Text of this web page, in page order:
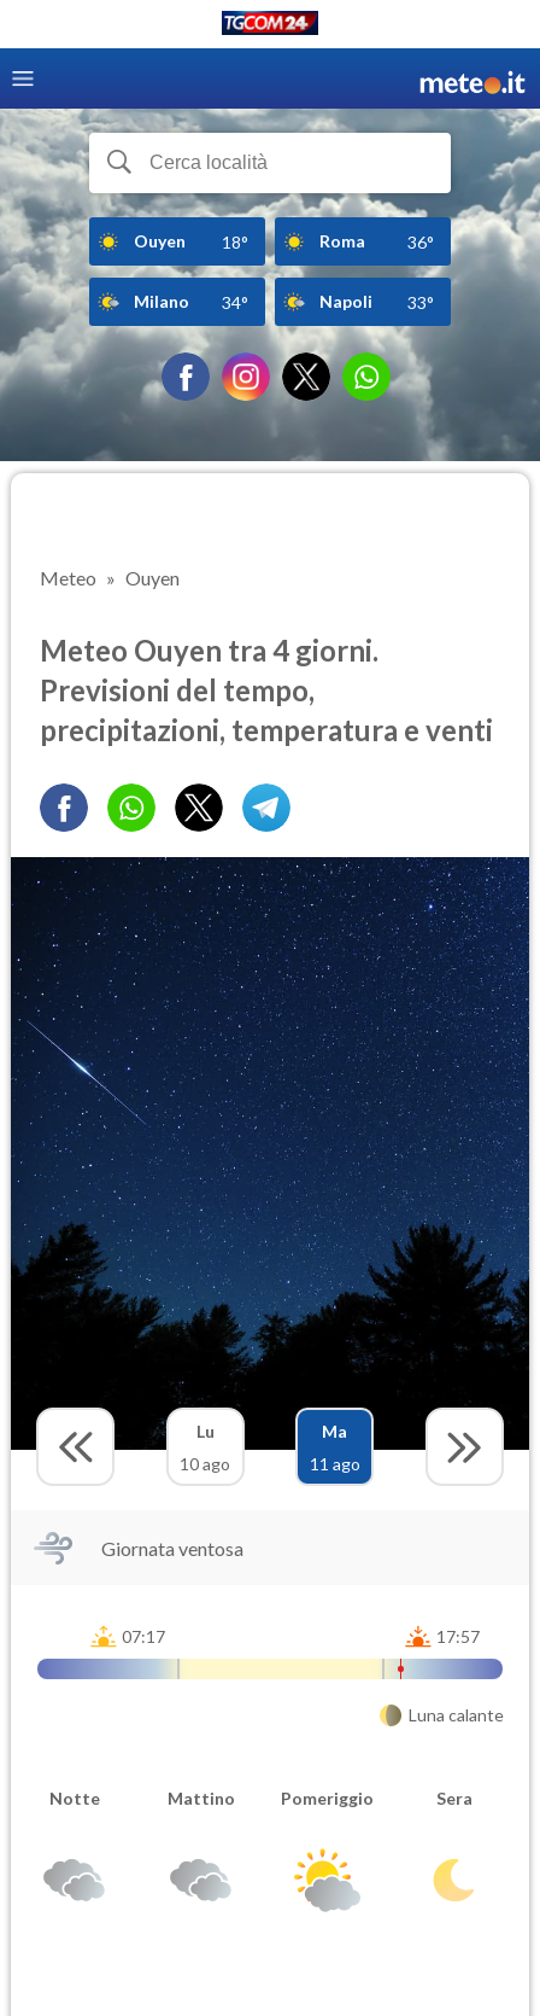
Ouyen 18° Roma 36°
Milano 34° Napoli 33°
Meteo Ouyen
Meteo Ouyen tra 4 giorni.
Previsioni del tempo,
precipitazioni, temperatura e venti
Lu
10 ago
Ma
11 ago
Giornata ventosa
07:17 17:57
Luna calante
Notte Mattino Pomeriggio Sera